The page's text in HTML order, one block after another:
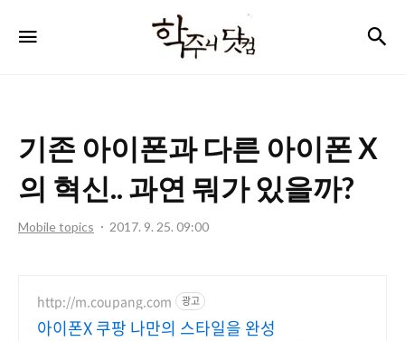
주
컴
기존 아이폰과 다른 아이폰 X
의 혁신.. 과연 뭐가 있을까?
Mobile topics 2017. 9. 25. 09:00
http://m.coupang.com 광고
아이폰X 쿠팡 나만의 스타일을 완성